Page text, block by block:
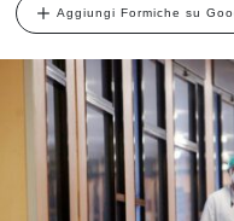
Aggiungi Formiche su